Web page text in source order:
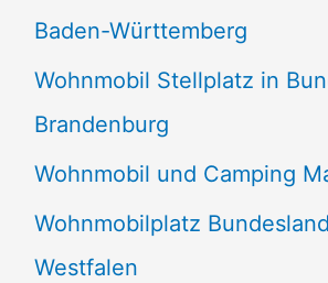
Baden-Württemberg
Wohnmobil Stellplatz in
Brandenburg
Wohnmobil und Camping
Wohnmobilplatz
Westfalen